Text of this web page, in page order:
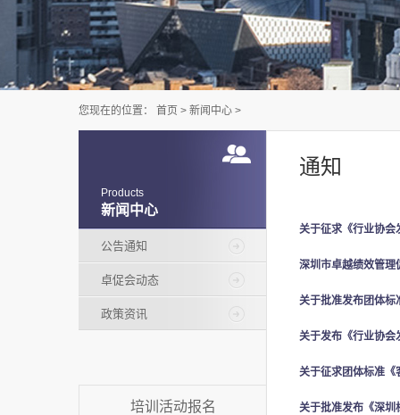
新闻中心
Products
公告通知
卓促会动态
政策资讯
培训活动报名
通知
您现在的位置： 首页 > 新闻中心 >
关于征求《行业协会
深圳市卓越绩效管理
关于批准发布团体标
关于发布《行业协会
关于批准发布《深圳